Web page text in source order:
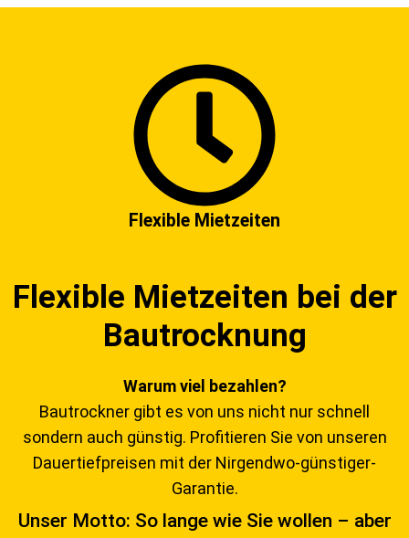
Flexible Mietzeiten
Flexible Mietzeiten bei der
Bautrocknung
Warum viel bezahlen?
Bautrockner gibt es von uns nicht nur schnell
sondern auch günstig. Profitieren Sie von unseren
Dauertiefpreisen mit der Nirgendwo-günstiger-
Garantie.
Unser Motto: So lange wie Sie wollen – aber